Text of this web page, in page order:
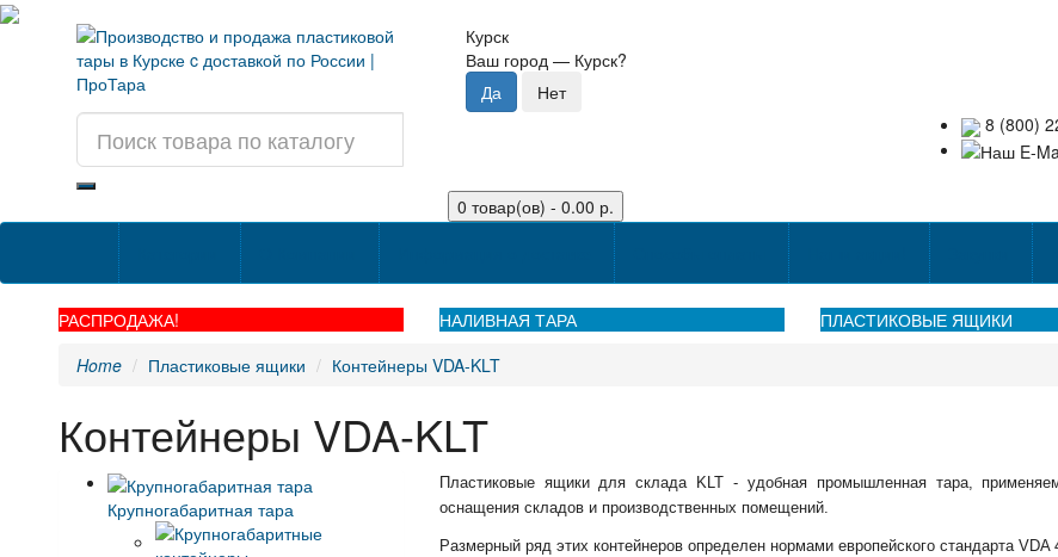
Курск
Ваш город — Курск?
8 (800)
0 товар(ов) - 0.00 р.
РАСПРОДАЖА! НАЛИВНАЯ ТАРА ПЛАСТИКОВЫЕ ЯЩИКИ
Home
Пластиковые ящики Контейнеры VDA-KLT
Контейнеры VDA-KLT
Крупногабаритная тара
Пластиковые ящики для склада KLT - удобная промышленная тара,
оснащения складов и производственных помещений.
Размерный ряд этих контейнеров определен нормами европейского стандарта